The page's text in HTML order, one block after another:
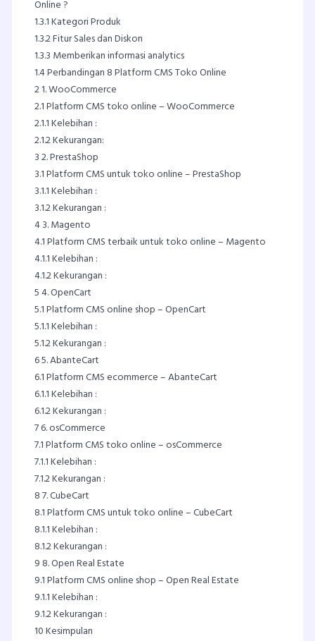
Online ?
1.3.1Kategori Produk
1.3.2Fitur Sales dan Diskon
1.3.3 Memberikan informasi analytics
1.4Perbandingan 8 Platform CMS Toko Online
21. WooCommerce
2.1Platform CMS toko online – WooCommerce
2.1.1Kelebihan :
2.1.2Kekurangan:
32. PrestaShop
3.1Platform CMS untuk toko online – PrestaShop
3.1.1Kelebihan :
3.1.2Kekurangan :
43. Magento
4.1Platform CMS terbaik untuk toko online – Magento
4.1.1Kelebihan :
4.1.2Kekurangan :
54. OpenCart
5.1Platform CMS online shop – OpenCart
5.1.1Kelebihan :
5.1.2Kekurangan :
65. AbanteCart
6.1Platform CMS ecommerce – AbanteCart
6.1.1Kelebihan :
6.1.2Kekurangan :
76. osCommerce
7.1Platform CMS toko online – osCommerce
7.1.1Kelebihan :
7.1.2Kekurangan :
87. CubeCart
8.1Platform CMS untuk toko online – CubeCart
8.1.1Kelebihan :
8.1.2Kekurangan :
9 8. Open Real Estate
9.1Platform CMS online shop – Open Real Estate
9.1.1Kelebihan :
9.1.2Kekurangan :
10Kesimpulan